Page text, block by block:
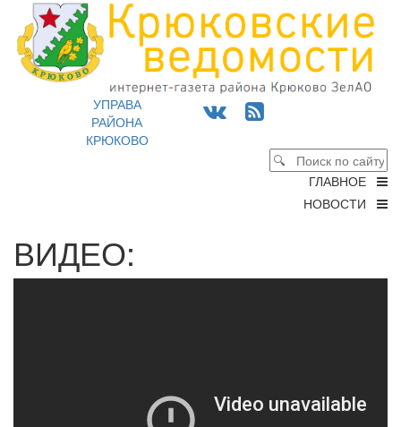
УПРАВА
РАЙОНА
КРЮКОВО
ГЛАВНОЕ
НОВОСТИ
ВИДЕО: